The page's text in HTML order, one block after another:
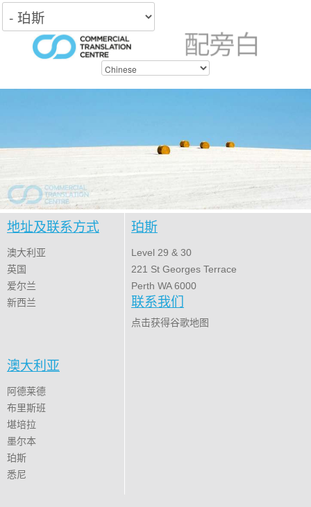
地址及联系方式
澳大利亚
英国
爱尔兰
新西兰
澳大利亚
阿德莱德
布里斯班
堪培拉
墨尔本
珀斯
悉尼
珀斯
Level 29 & 30
221 St Georges Terrace
Perth WA 6000
联系我们
点击获得谷歌地图